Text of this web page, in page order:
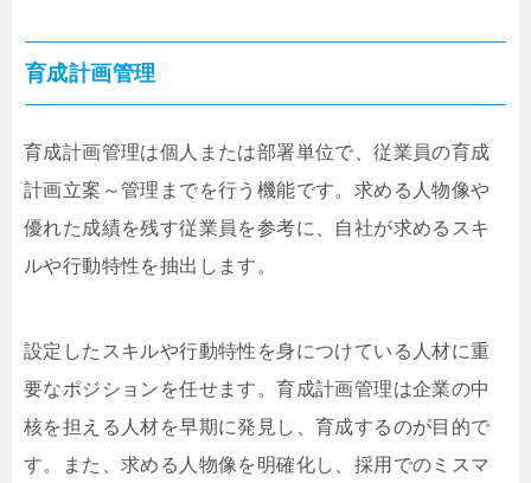
育成計画管理
育成計画管理は個人または部署単位で、従業員の育成
計画立案～管理までを行う機能です。求める人物像や
優れた成績を残す従業員を参考に、自社が求めるスキ
ルや行動特性を抽出します。
設定したスキルや行動特性を身につけている人材に重
要なポジションを任せます。育成計画管理は企業の中
核を担える人材を早期に発見し、育成するのが目的で
す。また、求める人物像を明確化し、採用でのミスマ